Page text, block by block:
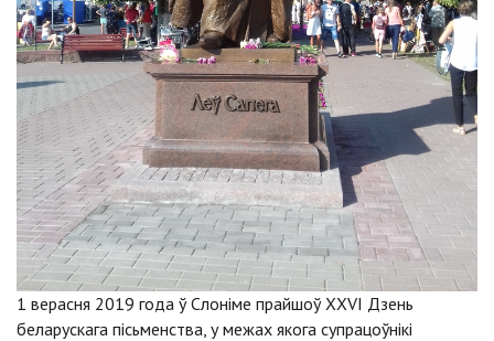
1 верасня 2019 года ў Слоніме прайшоў ХХVI Дзень
беларускага пісьменства, у межах якога супрацоўнікі